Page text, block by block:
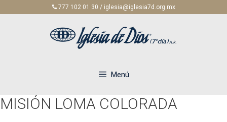
777 102 01 30 / iglesia@iglesia7d.org.mx
Menú
MISIÓN LOMA COLORADA